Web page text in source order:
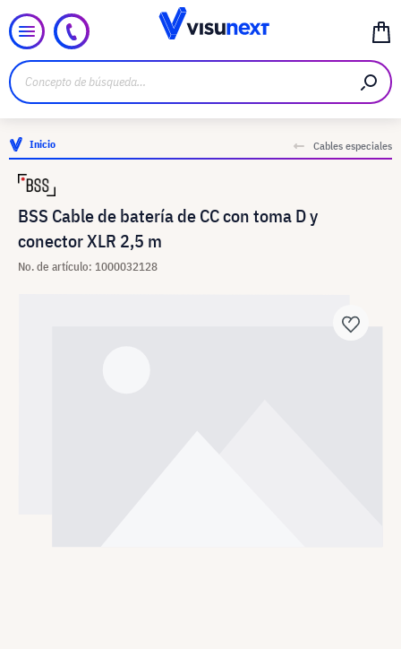
Inicio Cables especiales
BSS Cable de batería de CC con toma D y
conector XLR 2,5 m
No. de artículo: 1000032128